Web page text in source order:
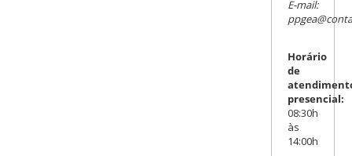
E-mail:
Horário
de
presencial:
08:30h
às
14:00h